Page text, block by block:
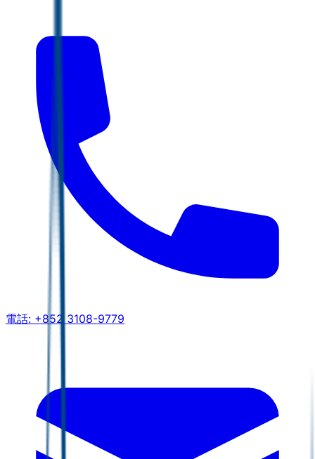
電話: +852 3108-9779